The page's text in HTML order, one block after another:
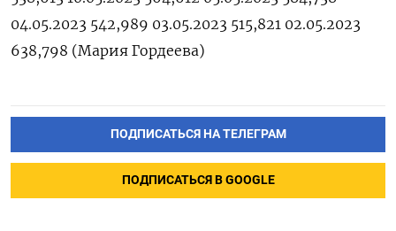
04.05.2023 542,989 03.05.2023 515,821 02.05.2023
638,798 (Мария Гордеева)
ПОДПИСАТЬСЯ НА ТЕЛЕГРАМ
ПОДПИСАТЬСЯ В GOOGLE